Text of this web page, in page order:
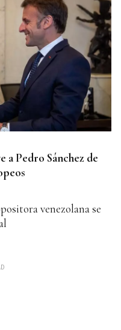
a Pedro Sánchez de
venezolana se